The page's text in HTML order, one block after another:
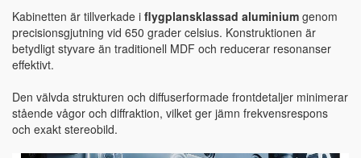
Kabinetten är tillverkade i flygplansklassad aluminium genom
precisionsgjutning vid 650 grader celsius. Konstruktionen är
betydligt styvare än traditionell MDF och reducerar resonanser
effektivt.
Den välvda strukturen och diffuserformade frontdetaljer minimerar
stående vågor och diffraktion, vilket ger jämn frekvensrespons
och exakt stereobild.